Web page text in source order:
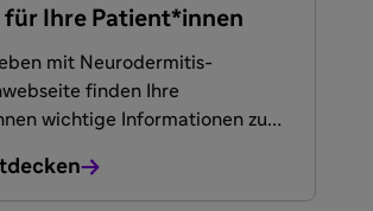
für Ihre Patient*innen
mit Neurodermitis-
finden Ihre
wichtige Informationen zu
zum herunterladen.